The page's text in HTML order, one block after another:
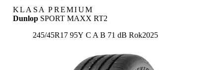
KLASA PREMIUM
Dunlop SPORT MAXX RT2
245/45R17 95Y Etykieta:
C A B 71 dB Rok2025